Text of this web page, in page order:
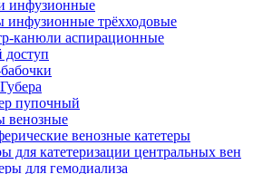
инфузионные
инфузионные трёхходовые
канюли аспирационные
доступ
пупочный
венозные
венозные катетеры
для катетеризации центральных вен
для гемодиализа